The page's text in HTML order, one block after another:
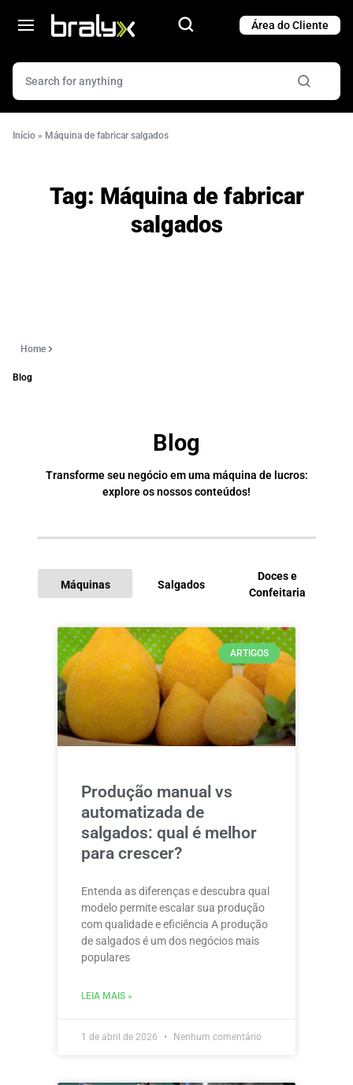
Início » Máquina de fabricar salgados
Tag: Máquina de fabricar
salgados
Home
Blog
Blog
Transforme seu negócio em uma máquina de lucros:
explore os nossos conteúdos!
Máquinas Salgados
Doces e
Confeitaria
ARTIGOS
Produção manual vs
automatizada de
salgados: qual é melhor
para crescer?
Entenda as diferenças e descubra qual
modelo permite escalar sua produção
com qualidade e eficiência A produção
de salgados é um dos negócios mais
populares
LEIA MAIS »
1 de abril de 2026 Nenhum comentário